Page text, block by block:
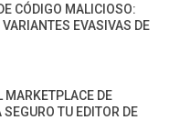
CÓDIGO MALICIOSO:
EVASIVAS DE
MARKETPLACE DE
TU EDITOR DE